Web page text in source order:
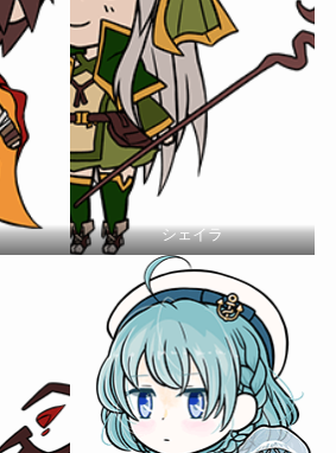
シェイラ